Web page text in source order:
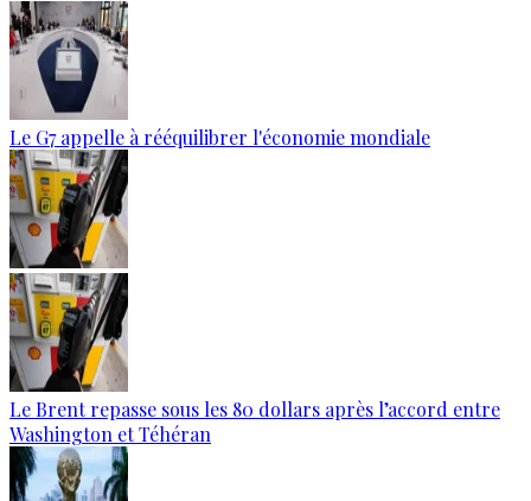
Le G7 appelle à rééquilibrer l'économie mondiale
Le Brent repasse sous les 80 dollars après l’accord entre
Washington et Téhéran